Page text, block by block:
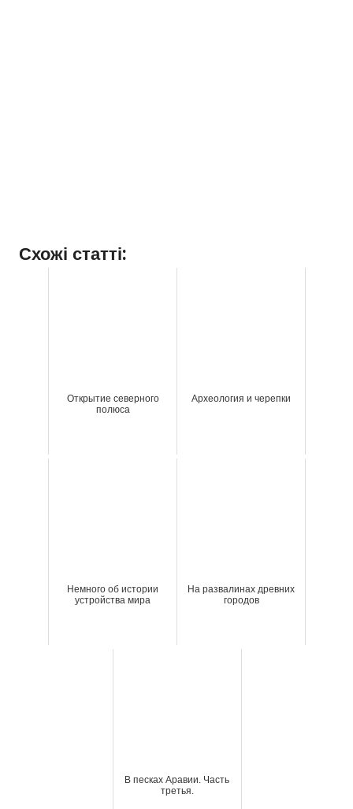
Схожі статті:
Открытие северного
полюса
Археология и черепки
Немного об истории
устройства мира
На развалинах древних
городов
В песках Аравии. Часть
третья.